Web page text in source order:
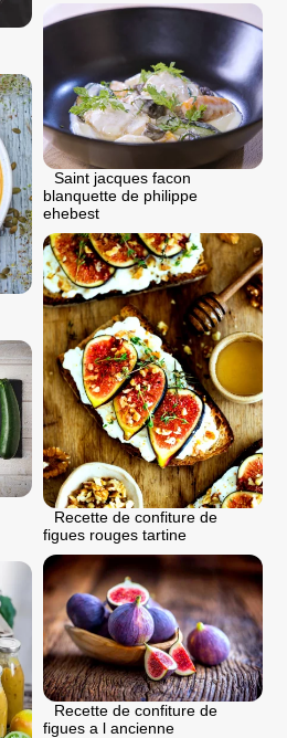
Saint jacques facon
blanquette de philippe
ehebest
Recette de confiture de
figues rouges tartine
Recette de confiture de
figues a l ancienne